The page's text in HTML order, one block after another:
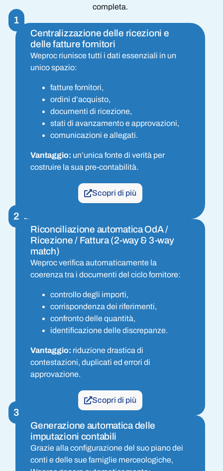
completa.
1
Centralizzazione delle ricezioni e
delle fatture fornitori
Weproc riunisce tutti i dati essenziali in un
unico spazio:
fatture fornitori,
ordini d’acquisto,
documenti di ricezione,
stati di avanzamento e approvazioni,
comunicazioni e allegati.
Vantaggio: un’unica fonte di verità per
costruire la sua pre-contabilità.
Scopri di più
2
Riconciliazione automatica OdA /
Ricezione / Fattura (2-way & 3-way
match)
Weproc verifica automaticamente la
coerenza tra i documenti del ciclo fornitore:
controllo degli importi,
corrispondenza dei riferimenti,
confronto delle quantità,
identificazione delle discrepanze.
Vantaggio: riduzione drastica di
contestazioni, duplicati ed errori di
approvazione.
Scopri di più
3
Generazione automatica delle
imputazioni contabili
Grazie alla configurazione del suo piano dei
conti e delle sue famiglie merceologiche,